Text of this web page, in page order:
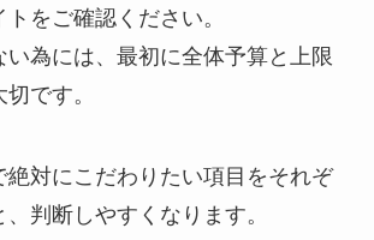
をご確認ください。
い為には、最初に全体予算と上限
です。
絶対にこだわりたい項目をそれぞ
判断しやすくなります。